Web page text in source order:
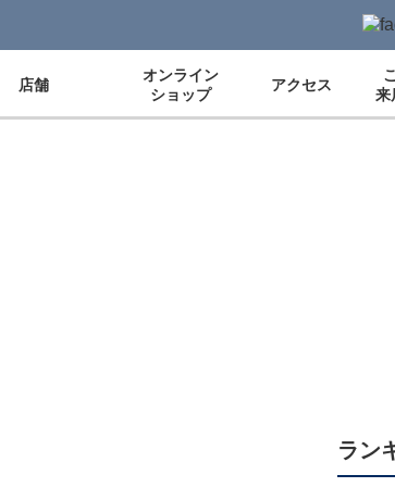
店舗
オンライン
ショップ
アクセス
来
ラン